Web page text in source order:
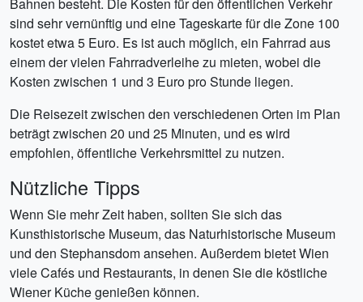
sind sehr vernünftig und eine Tageskarte für die Zone 100
kostet etwa 5 Euro. Es ist auch möglich, ein Fahrrad aus
einem der vielen Fahrradverleihe zu mieten, wobei die
Kosten zwischen 1 und 3 Euro pro Stunde liegen.
Die Reisezeit zwischen den verschiedenen Orten im Plan
beträgt zwischen 20 und 25 Minuten, und es wird
empfohlen, öffentliche Verkehrsmittel zu nutzen.
Nützliche Tipps
Wenn Sie mehr Zeit haben, sollten Sie sich das
Kunsthistorische Museum, das Naturhistorische Museum
und den Stephansdom ansehen. Außerdem bietet Wien
viele Cafés und Restaurants, in denen Sie die köstliche
Wiener Küche genießen können.